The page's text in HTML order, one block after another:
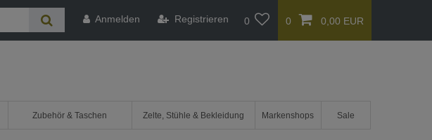
Anmelden Registrieren 0 0 0,00 EUR
Zubehör & Taschen Zelte, Stühle & Bekleidung Markenshops Sale